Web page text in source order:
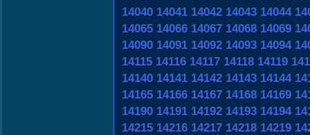
14040 14041 14042 14043 14044
14065 14066 14067 14068 14069
14090 14091 14092 14093 14094
14115 14116 14117 14118 14119
14140 14141 14142 14143 14144
14165 14166 14167 14168 14169
14190 14191 14192 14193 14194
14215 14216 14217 14218 14219